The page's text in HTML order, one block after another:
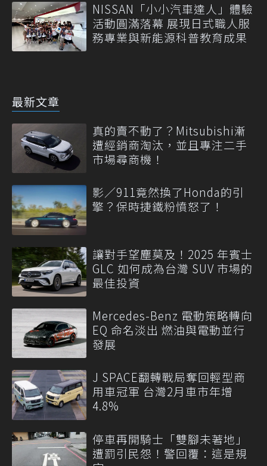
NISSAN「小小汽車達人」體驗
活動圓滿落幕 展現日式職人服
務專業與新能源科普教育成果
最新文章
真的賣不動了？Mitsubishi漸
遭經銷商淘汰，並且專注二手
市場尋商機！
影／911竟然換了Honda的引
擎？保時捷鐵粉憤怒了！
讓對手望塵莫及！2025 年賓士
GLC 如何成為台灣 SUV 市場的
最佳投資
Mercedes-Benz 電動策略轉向
EQ 命名淡出 燃油與電動並行
發展
J SPACE翻轉戰局奪回輕型商
用車冠軍 台灣2月車市年增
4.8%
停車再開騎士「雙腳未著地」
遭罰引民怨！警回覆：這是規